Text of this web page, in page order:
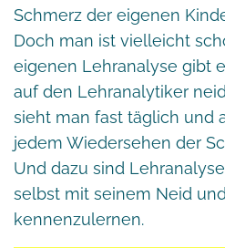
Schmerz der eigenen
Doch man ist vielleicht
eigenen Lehranalyse gibt
auf den Lehranalytiker
sieht man fast täglich und
jedem Wiedersehen der
Und dazu sind
selbst mit seinem Neid
kennenzulernen.